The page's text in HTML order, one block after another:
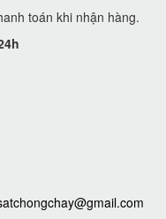
toán khi nhận hàng.